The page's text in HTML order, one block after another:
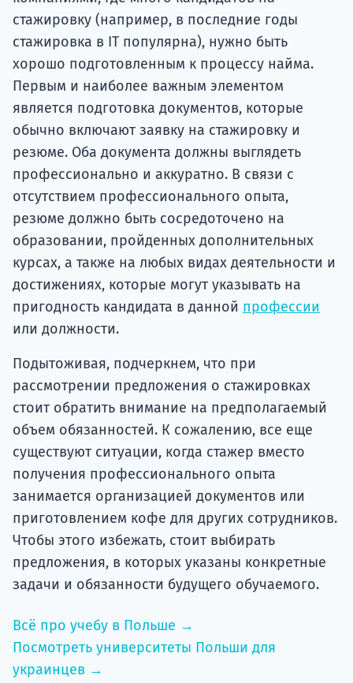
стажировку (например, в последние годы
стажировка в IT популярна), нужно быть
хорошо подготовленным к процессу найма.
Первым и наиболее важным элементом
является подготовка документов, которые
обычно включают заявку на стажировку и
резюме. Оба документа должны выглядеть
профессионально и аккуратно. В связи с
отсутствием профессионального опыта,
резюме должно быть сосредоточено на
образовании, пройденных дополнительных
курсах, а также на любых видах деятельности и
достижениях, которые могут указывать на
пригодность кандидата в данной профессии
или должности.
Подытоживая, подчеркнем, что при
рассмотрении предложения о стажировках
стоит обратить внимание на предполагаемый
объем обязанностей. К сожалению, все еще
существуют ситуации, когда стажер вместо
получения профессионального опыта
занимается организацией документов или
приготовлением кофе для других сотрудников.
Чтобы этого избежать, стоит выбирать
предложения, в которых указаны конкретные
задачи и обязанности будущего обучаемого.
Всё про учебу в Польше →
Посмотреть университеты Польши для
украинцев →